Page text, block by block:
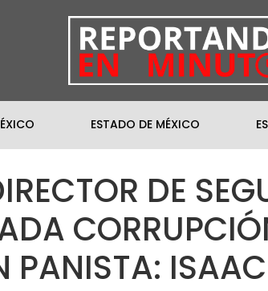
ESTADO DE MÉXICO
DE
PANISTA: